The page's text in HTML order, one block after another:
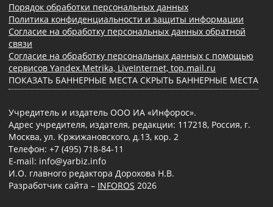
Порядок обработки персональных данных
Политика конфиденциальности и защиты информации
Согласие на обработку персональных данных обратной
связи
Согласие на обработку персональных данных с помощью
сервисов Yandex.Metrika, LiveInternet, top.mail.ru
ПОКАЗАТЬ БАННЕРНЫЕ МЕСТА СКРЫТЬ БАННЕРНЫЕ МЕСТА
Учредитель и издатель ООО ИА «Инфорос».
Адрес учредителя, издателя, редакции: 117218, Россия, г.
Москва, ул. Кржижановского, д.13, кор. 2
Телефон: +7 (495) 718-84-11
E-mail: info@yarbiz.info
И.О. главного редактора Дорохова Н.В.
Разработчик сайта – INFOROS 2026